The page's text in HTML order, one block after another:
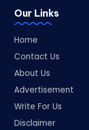
Our Links
Home
Contact Us
About Us
Advertisement
Write For Us
Disclaimer